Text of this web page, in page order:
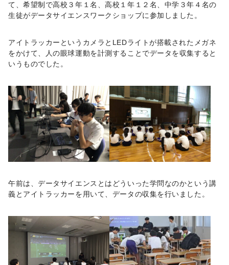
て、希望制で高校３年１名、高校１年１２名、中学３年４名の
生徒がデータサイエンスワークショップに参加しました。
アイトラッカーというカメラと LEDライトが搭載されたメガネ
をかけて、人の眼球運動を計測することでデータを収集すると
いうものでした。
午前は、データサイエンスとはどういった学問なのかという講
義とアイトラッカーを用いて、データの収集を行いました。